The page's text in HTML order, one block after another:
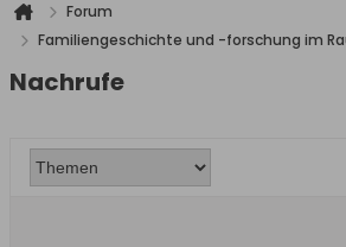
Forum
Familiengeschichte und -forschung im
Nachrufe